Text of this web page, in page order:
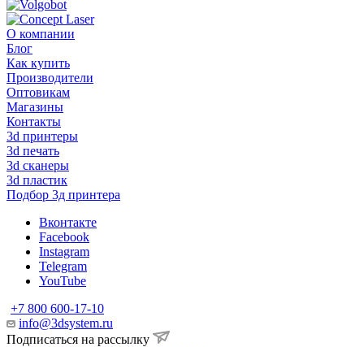
О компании
Блог
Как купить
Производители
Оптовикам
Магазины
Контакты
3d принтеры
3d печать
3d сканеры
3d пластик
Подбор 3д принтера
Вконтакте
Facebook
Instagram
Telegram
YouTube
+7 800 600-17-10
info@3dsystem.ru
Подписаться на рассылку